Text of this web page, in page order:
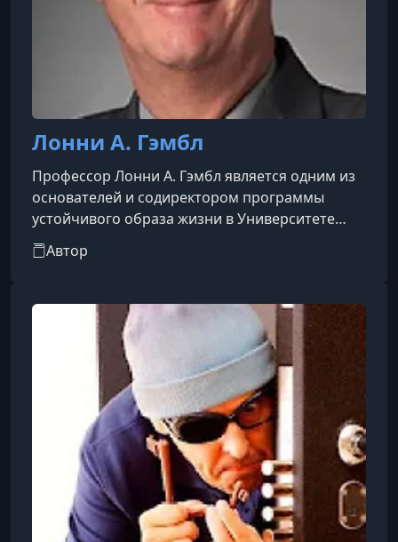
Лонни А. Гэмбл
Профессор Лонни А. Гэмбл является одним из
основателей и содиректором программы
устойчивого образа жизни в Университете
управления Махариши, где он преподает с
2003 года. Он получил степень бакалавра наук
штата Северная Каролина и дополнительно
изучал возобновляемую энергетику,
когнитивные науки и компьютерные
технологии. Профессор Гэмбл является
соучредителем нескольких компаний,
специализирующихся на возо
Автор